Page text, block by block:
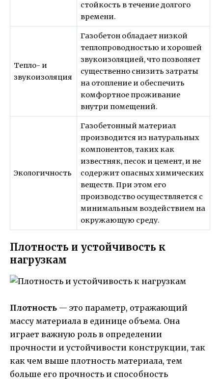
стойкость в течение долгого
времени.
Тепло- и
звукоизоляция
Газобетон обладает низкой
теплопроводностью и хорошей
звукоизоляцией, что позволяет
существенно снизить затраты
на отопление и обеспечить
комфортное проживание
внутри помещений.
Экологичность
Газобетонный материал
производится из натуральных
компонентов, таких как
известняк, песок и цемент, и не
содержит опасных химических
веществ. При этом его
производство осуществляется с
минимальным воздействием на
окружающую среду.
Плотность и устойчивость к
нагрузкам
Плотность — это параметр, отражающий
массу материала в единице объема. Она
играет важную роль в определении
прочности и устойчивости конструкции, так
как чем выше плотность материала, тем
больше его прочность и способность